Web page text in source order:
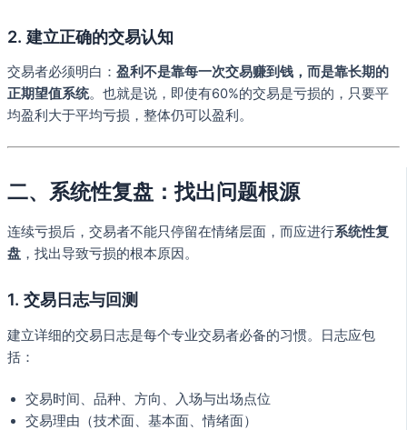
2. 建立正确的交易认知
交易者必须明白： 盈利不是靠每一次交易赚到钱，而是靠长期的
正期望值系统。也就是说，即使有60%的交易是亏损的，只要平
均盈利大于平均亏损，整体仍可以盈利。
二、系统性复盘：找出问题根源
连续亏损后，交易者不能只停留在情绪层面，而应进行系统性复
盘 ，找出导致亏损的根本原因。
1. 交易日志与回测
建立详细的交易日志是每个专业交易者必备的习惯。日志应包
括：
交易时间、品种、方向、入场与出场点位
交易理由（技术面、基本面、情绪面）